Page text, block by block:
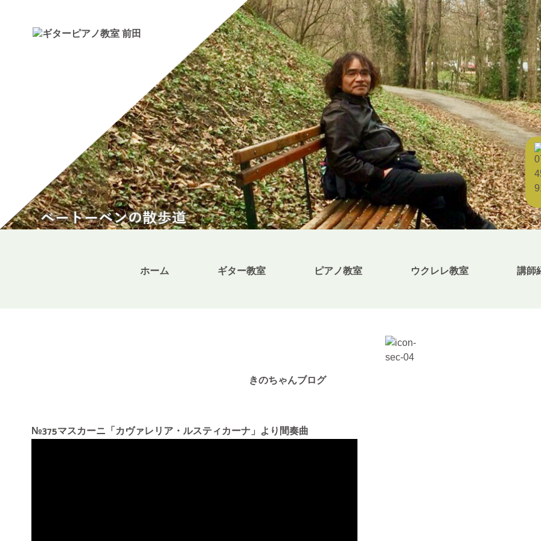
ホーム ギター教室 ピアノ教室 ウクレレ教室 講師
トップページ
ギター・ウクレレ教室
ピアノ教室
講師紹介
お知らせ
桂のブログ
090-4764-9331
きのちゃんブログ
№375マスカーニ「カヴァレリア・ルスティカーナ」より間奏曲